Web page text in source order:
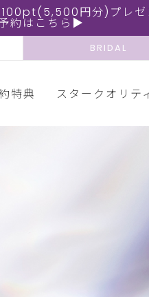
100pt(5,500円分)プレゼ
約はこちら▶
BRIDAL
特典 スタークオリテ